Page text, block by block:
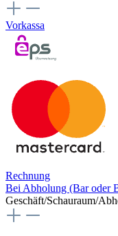
Vorkassa
Rechnung
Bei Abholung (Bar oder
Geschäft/Schauraum/